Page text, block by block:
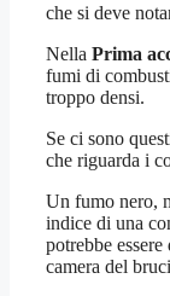
che si deve
Nella Prima
fumi di
troppo densi.
Se ci sono
che riguarda i
Un fumo nero,
indice di una
potrebbe essere
camera del